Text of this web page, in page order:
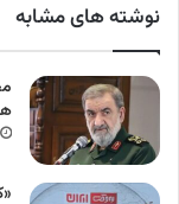
نوشته های مشابه